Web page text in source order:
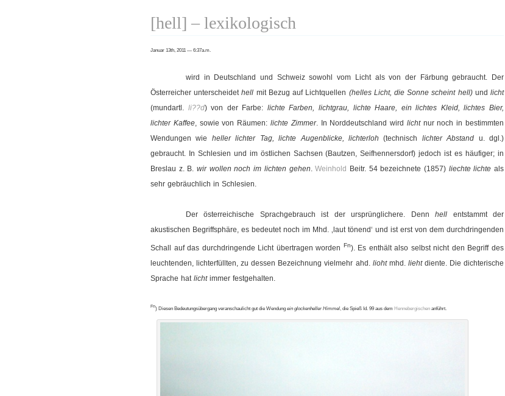
[hell] – lexikologisch
Januar 13th, 2011 — 6:37a.m.
wird in Deutschland und Schweiz sowohl vom Licht als von der Färbung gebraucht. Der
Österreicher unterscheidethell mit Bezug auf Lichtquellen (helles Licht, die Sonne scheint hell)undlicht
(mundartl. li??d) von der Farbe: lichte Farben, lichtgrau, lichte Haare, ein lichtes Kleid, lichtes Bier,
lichter Kaffee, sowie von Räumen: lichte Zimmer. In Norddeutschland wird lichtnur noch in bestimmten
Wendungen wie heller lichter Tag, lichte Augenblicke, lichterloh (technisch lichter Abstand u. dgl.)
gebraucht. In Schlesien und im östlichen Sachsen (Bautzen, Seifhennersdorf) jedoch ist es häufiger; in
Breslau z. B.wir wollen noch im lichten gehen.Weinhold Beitr. 54 bezeichnete (1857) liechte lichte als
sehr gebräuchlich in Schlesien.
Der österreichische Sprachgebrauch ist der ursprünglichere. Dennhell entstammt der
akustischen Begriffsphäre, es bedeutet noch im Mhd. ‚laut tönend‘ und ist erst von dem durchdringenden
Schall auf das durchdringende Licht übertragen worden Fn). Es enthält also selbst nicht den Begriff des
leuchtenden, lichterfüllten, zu dessen Bezeichnung vielmehr ahd. liohtmhd. liehtdiente. Die dichterische
Sprache hat lichtimmer festgehalten.
Fn) Diesen Bedeutungsübergang veranschaulicht gut die Wendung ein glockenheller Himmel, die Spieß Id. 99 aus dem Hennebergischen anführt.